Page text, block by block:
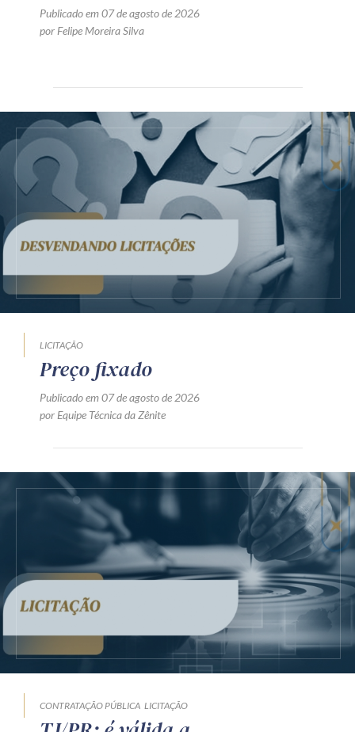
Publicado em 07 de agosto de 2026
por Felipe Moreira Silva
LICITAÇÃO
Preço fixado
Publicado em 07 de agosto de 2026
por Equipe Técnica da Zênite
CONTRATAÇÃO PÚBLICA LICITAÇÃO